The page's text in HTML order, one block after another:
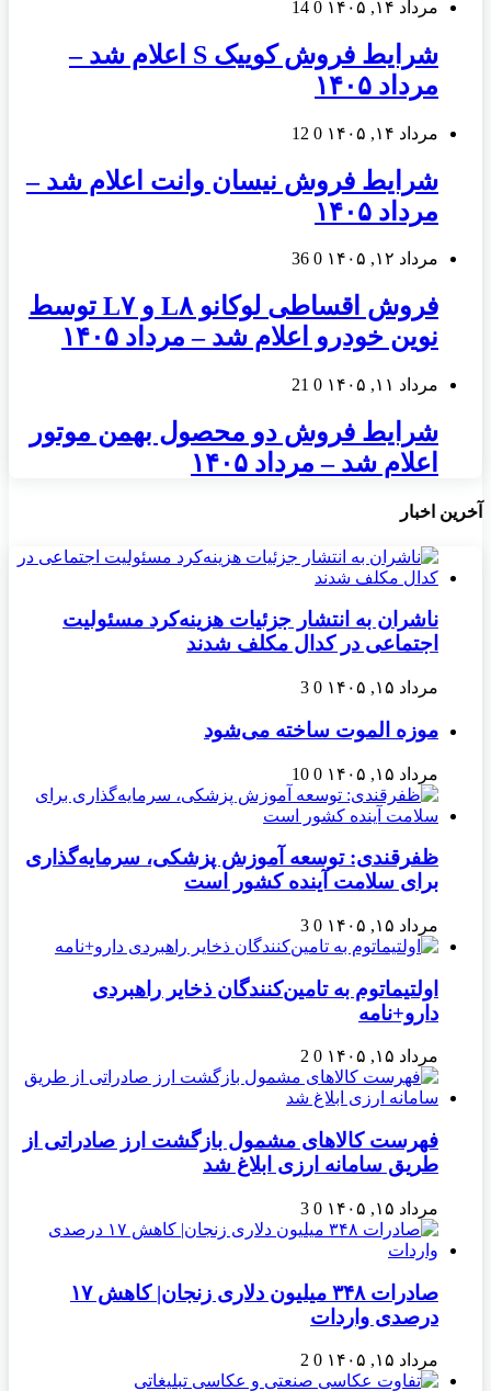
مرداد ۱۴, ۱۴۰۵ 0
14
شرایط فروش کوییک S اعلام شد –
مرداد ۱۴۰۵
مرداد ۱۴, ۱۴۰۵ 0
12
شرایط فروش نیسان وانت اعلام شد –
مرداد ۱۴۰۵
مرداد ۱۲, ۱۴۰۵ 0
36
فروش اقساطی لوکانو L۸ و L۷ توسط
نوین خودرو اعلام شد – مرداد ۱۴۰۵
مرداد ۱۱, ۱۴۰۵ 0
21
شرایط فروش دو محصول بهمن موتور
اعلام شد – مرداد ۱۴۰۵
آخرین اخبار
ناشران به انتشار جزئیات هزینه‌کرد مسئولیت
اجتماعی در کدال مکلف شدند
مرداد ۱۵, ۱۴۰۵ 0
3
موزه الموت ساخته می‌شود
مرداد ۱۵, ۱۴۰۵ 0
10
ظفرقندی: توسعه آموزش پزشکی، سرمایه‌گذاری
برای سلامت آینده کشور است
مرداد ۱۵, ۱۴۰۵ 0
3
اولتیماتوم به تامین‌کنندگان ذخایر راهبردی
دارو+نامه
مرداد ۱۵, ۱۴۰۵ 0
2
فهرست کالاهای مشمول بازگشت ارز صادراتی از
طریق سامانه ارزی ابلاغ شد
مرداد ۱۵, ۱۴۰۵ 0
3
صادرات ۳۴۸ میلیون دلاری زنجان| ‌کاهش ۱۷
درصدی واردات
مرداد ۱۵, ۱۴۰۵ 0
2